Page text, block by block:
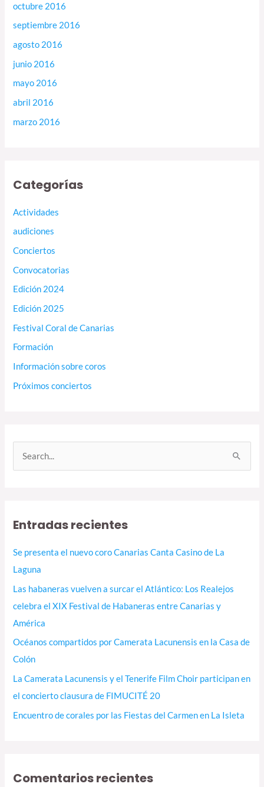
octubre 2016
septiembre 2016
agosto 2016
junio 2016
mayo 2016
abril 2016
marzo 2016
Categorías
Actividades
audiciones
Conciertos
Convocatorias
Edición 2024
Edición 2025
Festival Coral de Canarias
Formación
Información sobre coros
Próximos conciertos
a
Entradas recientes
Se presenta el nuevo coro Canarias Canta Casino de La
Laguna
Las habaneras vuelven a surcar el Atlántico: Los Realejos
celebra el XIX Festival de Habaneras entre Canarias y
América
Océanos compartidos por Camerata Lacunensis en la Casa de
Colón
La Camerata Lacunensis y el Tenerife Film Choir participan en
el concierto clausura de FIMUCITÉ 20
Encuentro de corales por las Fiestas del Carmen en La Isleta
Comentarios recientes